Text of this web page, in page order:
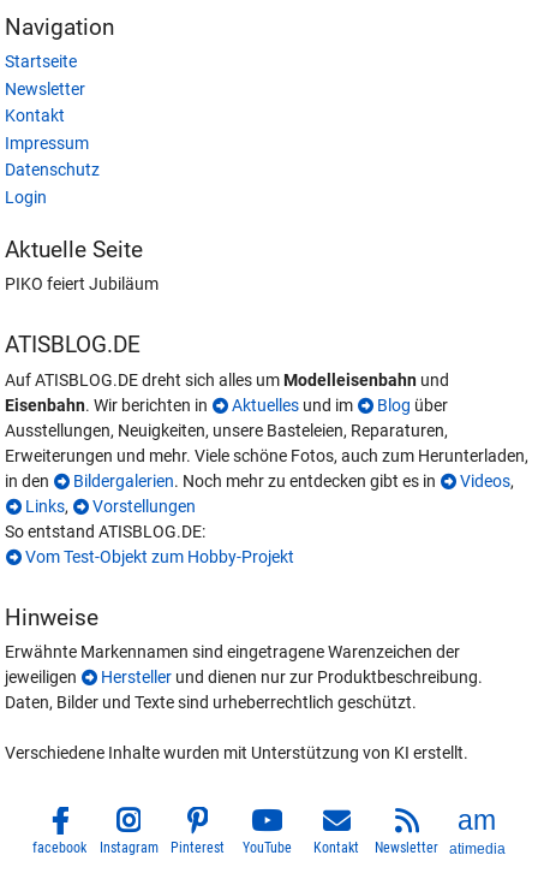
Navigation
Startseite
Newsletter
Kontakt
Impressum
Datenschutz
Login
Aktuelle Seite
PIKO feiert Jubiläum
ATISBLOG.DE
Auf ATISBLOG.DE dreht sich alles umModelleisenbahn und
Eisenbahn. Wir berichten in Aktuelles und im Blog über
Ausstellungen, Neuigkeiten, unsere Basteleien, Reparaturen,
Erweiterungen und mehr. Viele schöne Fotos, auch zum Herunterladen,
in den
Bildergalerien. Noch mehr zu entdecken gibt es in Videos,
Links,
Vorstellungen
So entstand ATISBLOG.DE:
Vom Test-Objekt zum Hobby-Projekt
Hinweise
Erwähnte Markennamen sind eingetragene Warenzeichen der
jeweiligen
Hersteller und dienen nur zur Produktbeschreibung.
Daten, Bilder und Texte sind urheberrechtlich geschützt.
Verschiedene Inhalte wurden mit Unterstützung von KI erstellt.
facebook Instagram Pinterest YouTube Kontakt Newsletter atimedia